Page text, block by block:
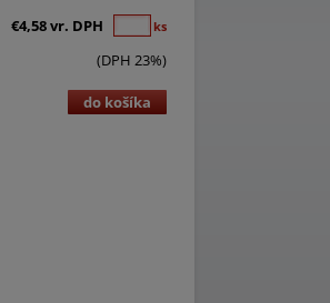
€4,58 vr. DPH ks
(DPH 23%)
do košíka